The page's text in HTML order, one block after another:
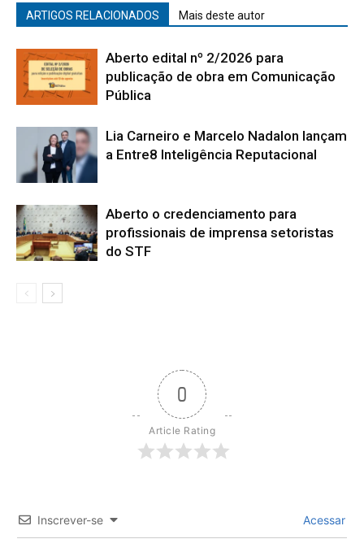
ARTIGOS RELACIONADOS Mais deste autor
Aberto edital nº 2/2026 para
publicação de obra em Comunicação
Pública
Lia Carneiro e Marcelo Nadalon lançam
a Entre8 Inteligência Reputacional
Aberto o credenciamento para
profissionais de imprensa setoristas
do STF
0
Article Rating
Inscrever-se Acessar